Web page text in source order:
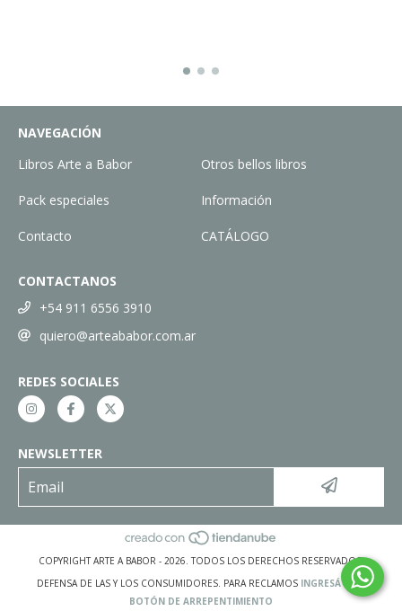
NAVEGACIÓN
Libros Arte a Babor
Otros bellos libros
Pack especiales Información
Contacto CATÁLOGO
CONTACTANOS
+54 911 6556 3910
quiero@arteababor.com.ar
REDES SOCIALES
NEWSLETTER
COPYRIGHT ARTE A BABOR - 2026. TODOS LOS DERECHOS RESERVADOS.
DEFENSA DE LAS Y LOS CONSUMIDORES. PARA RECLAMOS INGRESÁ ACÁ.
BOTÓN DE ARREPENTIMIENTO